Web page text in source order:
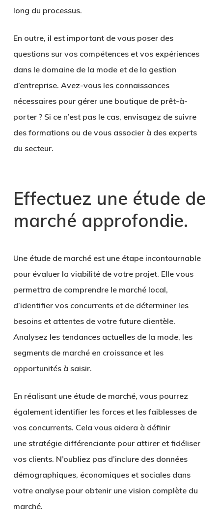
long du processus.
En outre, il est important de vous poser des
questions sur vos compétences et vos expériences
dans le domaine de la mode et de la gestion
d’entreprise. Avez-vous les connaissances
nécessaires pour gérer une boutique de prêt-à-
porter ? Si ce n’est pas le cas, envisagez de suivre
des formations ou de vous associer à des experts
du secteur.
Effectuez une étude de
marché approfondie.
Une étude de marché est une étape incontournable
pour évaluer la viabilité de votre projet. Elle vous
permettra de comprendre le marché local,
d’identifier vos concurrents et de déterminer les
besoins et attentes de votre future clientèle.
Analysez les tendances actuelles de la mode, les
segments de marché en croissance et les
opportunités à saisir.
En réalisant une étude de marché, vous pourrez
également identifier les forces et les faiblesses de
vos concurrents. Cela vous aidera à définir
une stratégie différenciantepour attirer et fidéliser
vos clients. N’oubliez pas d’inclure des données
démographiques, économiques et sociales dans
votre analyse pour obtenir une vision complète du
marché.